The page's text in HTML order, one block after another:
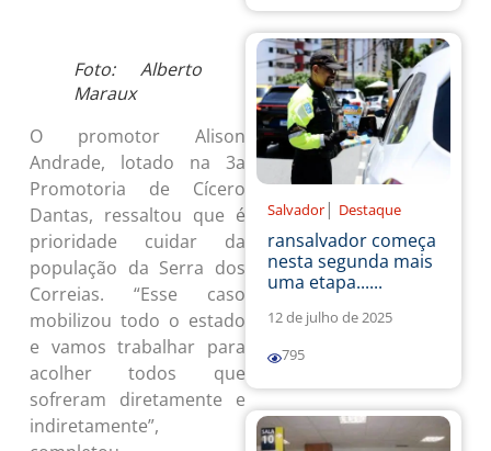
O promotor Alison
Andrade, lotado na 3a
Promotoria de Cícero
Dantas, ressaltou que é
prioridade cuidar da
população da Serra dos
Correias. “Esse caso
mobilizou todo o estado
e vamos trabalhar para
acolher todos que
sofreram diretamente e
indiretamente”,
completou.
Salvador | Destaque
ransalvador começa
nesta segunda mais
uma etapa......
12 de julho de 2025
795